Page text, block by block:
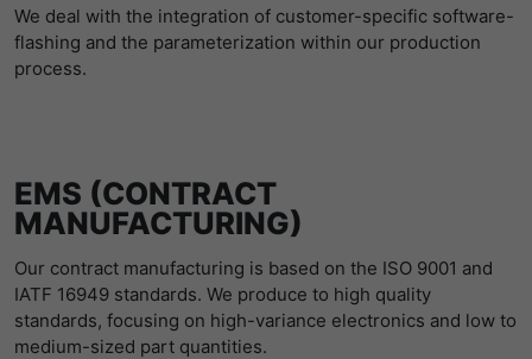
We deal with the integration of customer-specific software-
flashing and the parameterization within our production
process.
EMS (CONTRACT
MANUFACTURING)
Our contract manufacturing is based on the ISO 9001 and
IATF 16949 standards. We produce to high quality
standards, focusing on high-variance electronics and low to
medium-sized part quantities.